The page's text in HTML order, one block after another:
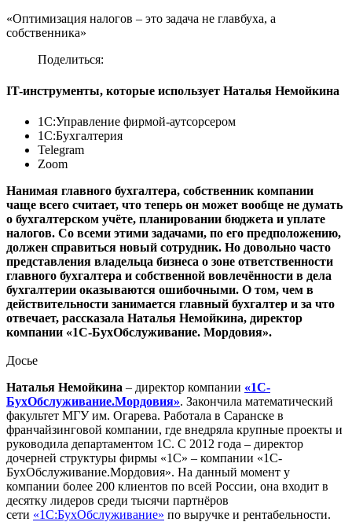
«Оптимизация налогов – это задача не главбуха, а
собственника»
Поделиться:
IT-инструменты, которые использует Наталья Немойкина
1С:Управление фирмой-аутсорсером
1С:Бухгалтерия
Telegram
Zoom
Нанимая главного бухгалтера, собственник компании
чаще всего считает, что теперь он может вообще не думать
о бухгалтерском учёте, планировании бюджета и уплате
налогов. Со всеми этими задачами, по его предположению,
должен справиться новый сотрудник. Но довольно часто
представления владельца бизнеса о зоне ответственности
главного бухгалтера и собственной вовлечённости в дела
бухгалтерии оказываются ошибочными. О том, чем в
действительности занимается главный бухгалтер и за что
отвечает, рассказала Наталья Немойкина, директор
компании «1С-БухОбслуживание. Мордовия».
Досье
Наталья Немойкина – директор компании «1С-
БухОбслуживание.Мордовия». Закончила математический
факультет МГУ им. Огарева. Работала в Саранске в
франчайзинговой компании, где внедряла крупные проекты и
руководила департаментом 1С. С 2012 года – директор
дочерней структуры фирмы «1С» – компании «1С-
БухОбслуживание.Мордовия». На данный момент у
компании более 200 клиентов по всей России, она входит в
десятку лидеров среди тысячи партнёров
сети «1С:БухОбслуживание» по выручке и рентабельности.